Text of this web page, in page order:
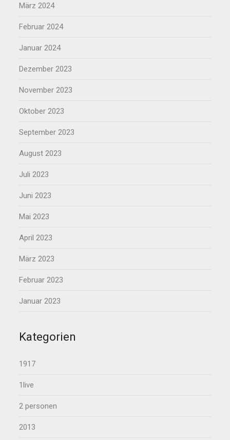
März 2024
Februar 2024
Januar 2024
Dezember 2023
November 2023
Oktober 2023
September 2023
August 2023
Juli 2023
Juni 2023
Mai 2023
April 2023
März 2023
Februar 2023
Januar 2023
Kategorien
1917
1live
2 personen
2013